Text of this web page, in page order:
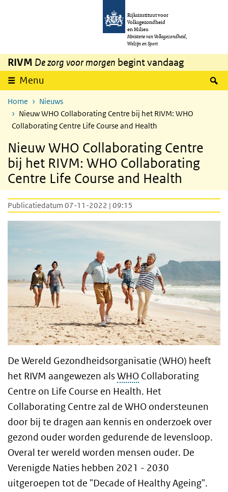
Overslaan en naar de inhoud gaan
Rijksinstituut voor
Volksgezondheid
en Milieu
Ministerie van Volksgezondheid,
Welzijn en Sport
RIVM De zorg voor morgen begint vandaag
Menu
Home
Nieuws
Nieuw WHO Collaborating Centre bij het RIVM: WHO
Collaborating Centre Life Course and Health
Nieuw WHO Collaborating Centre
bij het RIVM: WHO Collaborating
Centre Life Course and Health
Publicatiedatum 07-11-2022 | 09:15
De Wereld Gezondheidsorganisatie (WHO) heeft
het RIVM aangewezen alsWHO Collaborating
Centre on Life Course en Health. Het
Collaborating Centre zal de WHO ondersteunen
door bij te dragen aan kennis en onderzoek over
gezond ouder worden gedurende de levensloop.
Overal ter wereld worden mensen ouder. De
Verenigde Naties hebben 2021 - 2030
uitgeroepen tot de "Decade of Healthy Ageing".